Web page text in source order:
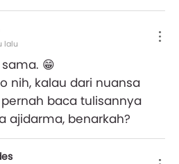
lalu
😁
nih, kalau dari nuansa
baca tulisannya
ajidarma, benarkah?